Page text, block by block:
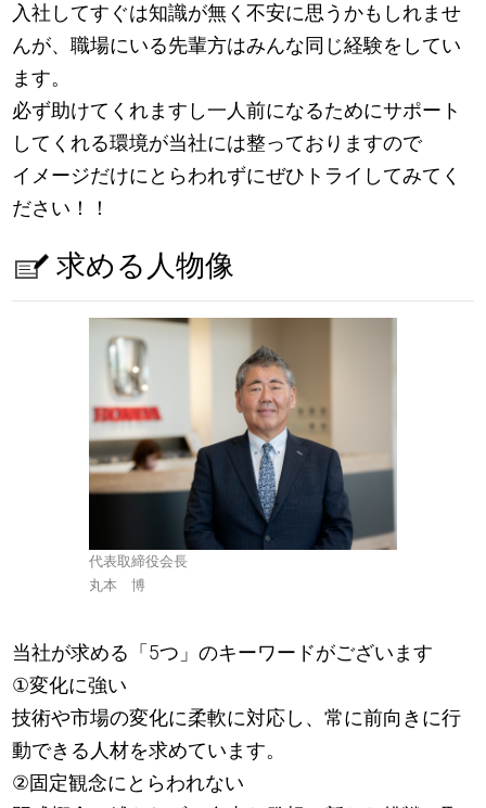
入社してすぐは知識が無く不安に思うかもしれませ
んが、職場にいる先輩方はみんな同じ経験をしてい
ます。
必ず助けてくれますし一人前になるためにサポート
してくれる環境が当社には整っておりますので
イメージだけにとらわれずにぜひトライしてみてく
ださい！！
求める人物像
代表取締役会長
丸本 博
当社が求める「5つ」のキーワードがございます
①変化に強い
技術や市場の変化に柔軟に対応し、常に前向きに行
動できる人材を求めています。
②固定観念にとらわれない